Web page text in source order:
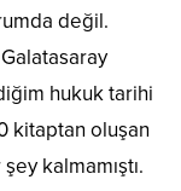
değil.
hukuk tarihi
kitaptan oluşan
kalmamıştı.